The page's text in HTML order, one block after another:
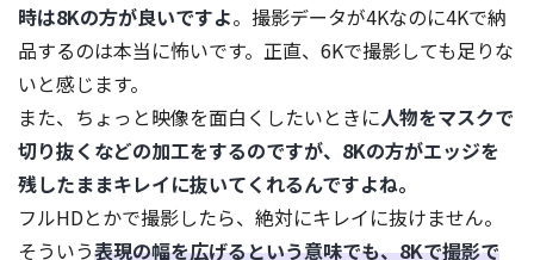
時は8Kの方が良いですよ。撮影データが4Kなのに4Kで納
品するのは本当に怖いです。正直、6Kで撮影しても足りな
いと感じます。
また、ちょっと映像を面白くしたいときに人物をマスクで
切り抜くなどの加工をするのですが、8Kの方がエッジを
残したままキレイに抜いてくれるんですよね。
フルHDとかで撮影したら、絶対にキレイに抜けません。
そういう表現の幅を広げるという意味でも、8Kで撮影で